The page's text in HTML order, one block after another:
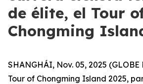
de élite, el Tour
Chongming
SHANGHÁI, Nov. 05, 2025 (GLOBE
Tour of Chongming Island 2025,